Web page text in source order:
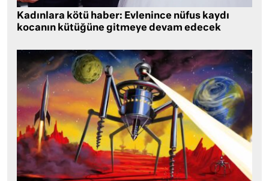
Kadınlara kötü haber: Evlenince nüfus kaydı
kocanın kütüğüne gitmeye devam edecek